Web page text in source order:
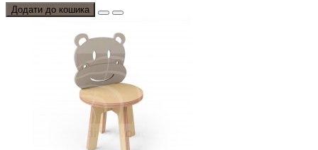
Додати до кошика